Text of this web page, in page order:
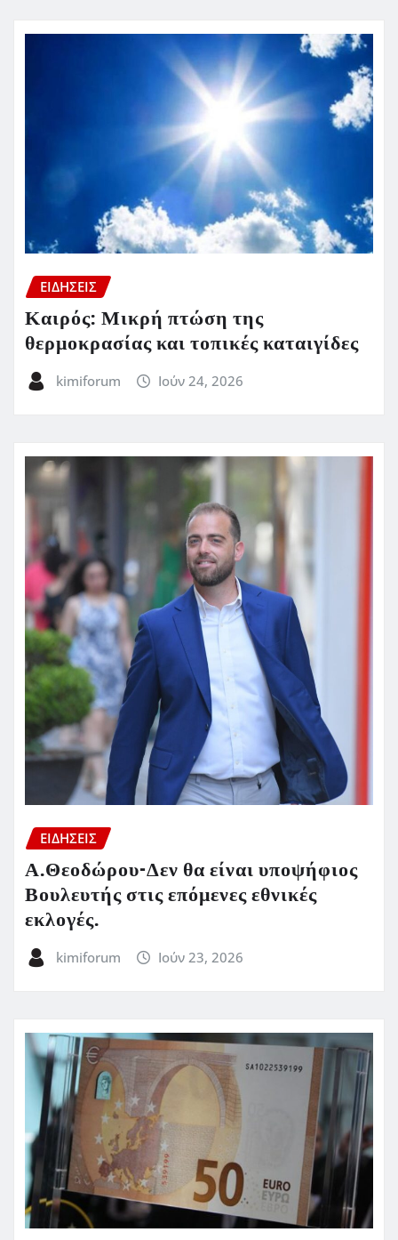
ΕΙΔΗΣΕΙΣ
Καιρός: Μικρή πτώση της
θερμοκρασίας και τοπικές καταιγίδες
kimiforum Ιούν 24, 2026
ΕΙΔΗΣΕΙΣ
Α.Θεοδώρου-Δεν θα είναι υποψήφιος
Βουλευτής στις επόμενες εθνικές
εκλογές.
kimiforum Ιούν 23, 2026